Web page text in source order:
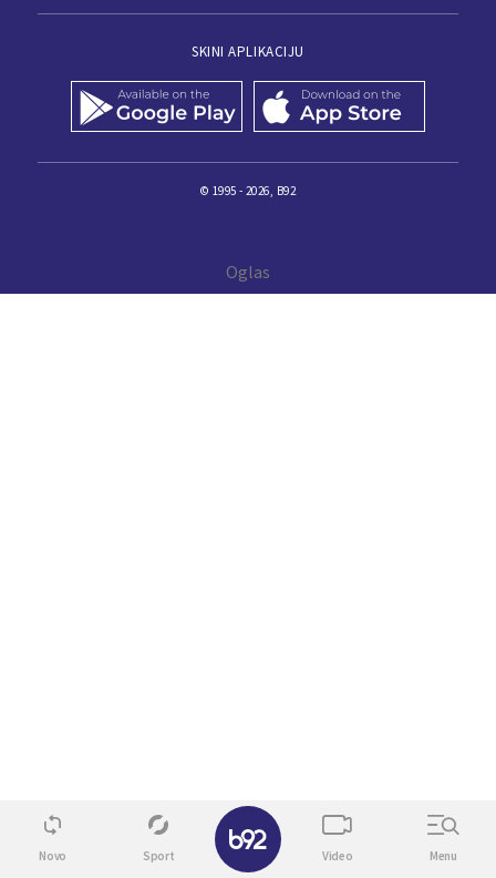
SKINI APLIKACIJU
© 1995 - 2026, B92
Novo Sport Video Menu
✕